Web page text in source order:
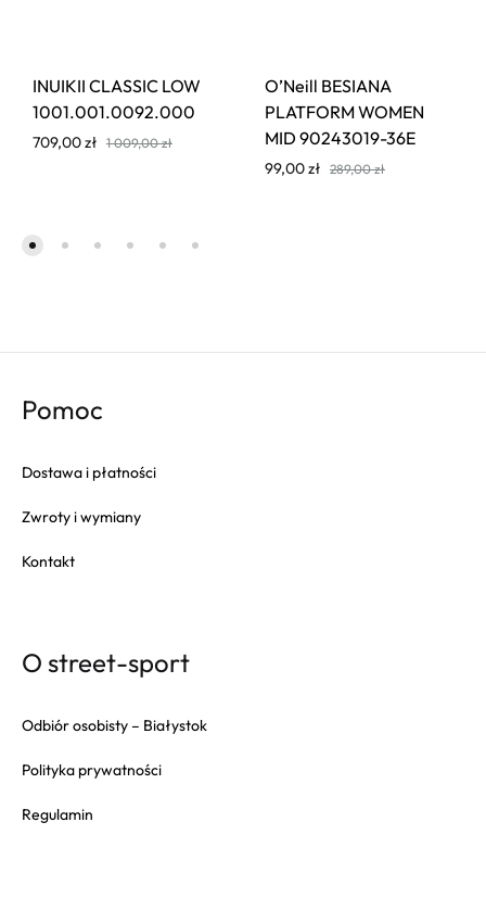
INUIKII CLASSIC LOW
1001.001.0092.000
709,00zł 1 009,00zł
O’Neill BESIANA
PLATFORM WOMEN
MID 90243019-36E
99,00zł 289,00zł
Pomoc
Dostawa i płatności
Zwroty i wymiany
Kontakt
O street-sport
Odbiór osobisty – Białystok
Polityka prywatności
Regulamin